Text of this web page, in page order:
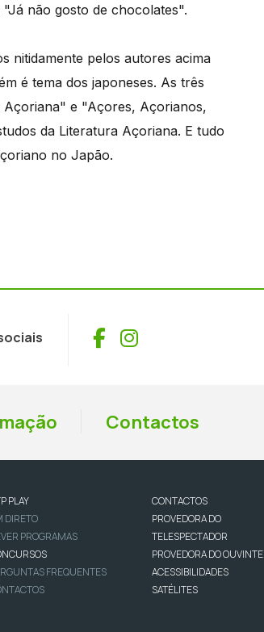
não gosto de chocolates".
nitidamente pelos autores acima
é tema dos japoneses. As três
e "Açores, Açorianos,
da Literatura Açoriana. E tudo
no Japão.
Facebook
Instagram
Contactos
PLAY
DIRETO
PROGRAMAS
FREQUENTES
CONTACTOS
PROVEDORA DO
TELESPECTADOR
PROVEDORA DO OUVINTE
ACESSIBILIDADES
SATÉLITES